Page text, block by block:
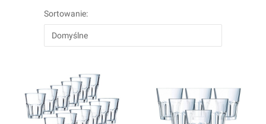
Sortowanie:
Domyślne